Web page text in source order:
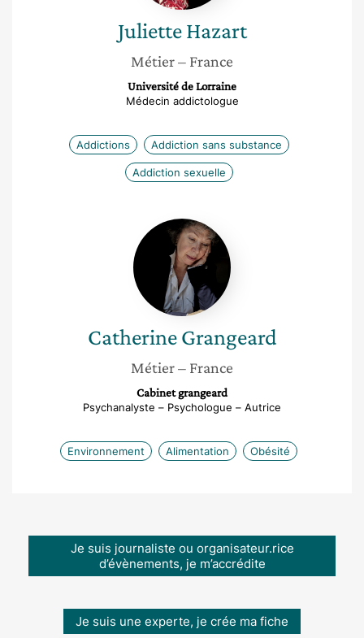
Juliette Hazart
Métier– France
Université de Lorraine
Médecin addictologue
Addictions Addiction sans substance
Addiction sexuelle
Catherine
Grangeard
Catherine Grangeard
Métier– France
Cabinet grangeard
Psychanalyste – Psychologue – Autrice
Environnement Alimentation Obésité
Je suis journaliste ou organisateur.rice
d’évènements, je m’accrédite
Je suis une experte, je crée ma fiche